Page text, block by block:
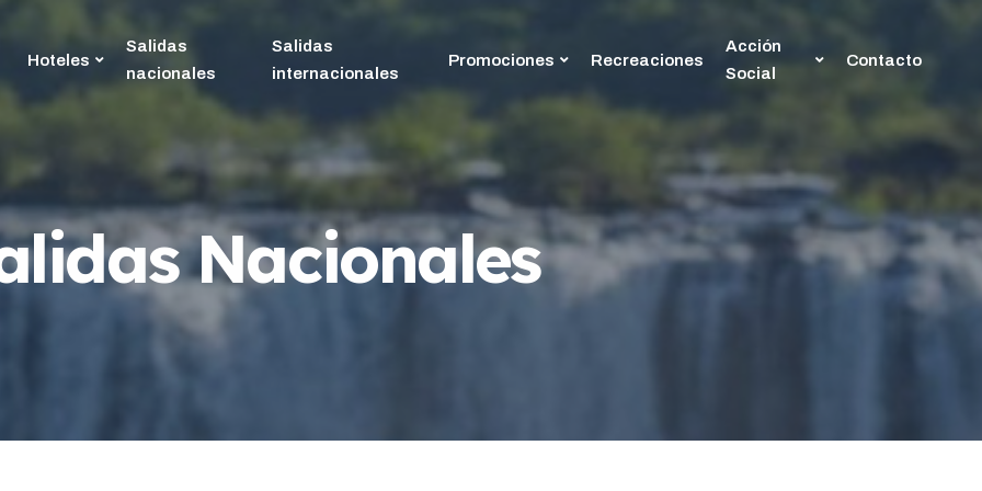
Hoteles
Salidas
nacionales
Salidas
internacionales
Promociones Recreaciones
Acción
Social
Contacto
Nacionales